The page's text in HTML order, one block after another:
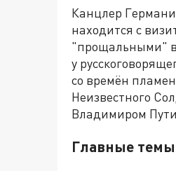
Канцлер
находится с
"прощальными"
у
со времён
Неизвестного
Владимиром
Главные темы